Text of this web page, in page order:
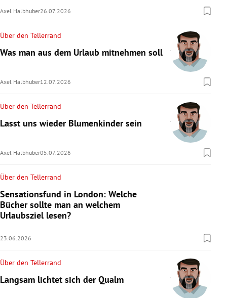
Untermenü
Untermenü
Untermenü
Untermenü
Untermenü
Untermenü
Untermenü
Axel Halbhuber26.07.2026
Über den Tellerrand
Was man aus dem Urlaub mitnehmen soll
Axel Halbhuber12.07.2026
Über den Tellerrand
Lasst uns wieder Blumenkinder sein
Axel Halbhuber05.07.2026
Über den Tellerrand
Sensationsfund in London: Welche
Bücher sollte man an welchem
Urlaubsziel lesen?
23.06.2026
Über den Tellerrand
Langsam lichtet sich der Qualm